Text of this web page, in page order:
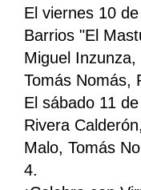
El viernes 10
Barrios "El
Miguel
Tomás Nomás,
El sábado 11
Rivera
Malo, Tomás
4.